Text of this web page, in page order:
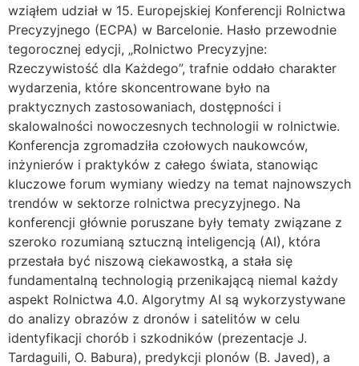
wziąłem udział w 15. Europejskiej Konferencji Rolnictwa
Precyzyjnego (ECPA) w Barcelonie. Hasło przewodnie
tegorocznej edycji, „Rolnictwo Precyzyjne:
Rzeczywistość dla Każdego”, trafnie oddało charakter
wydarzenia, które skoncentrowane było na
praktycznych zastosowaniach, dostępności i
skalowalności nowoczesnych technologii w rolnictwie.
Konferencja zgromadziła czołowych naukowców,
inżynierów i praktyków z całego świata, stanowiąc
kluczowe forum wymiany wiedzy na temat najnowszych
trendów w sektorze rolnictwa precyzyjnego. Na
konferencji głównie poruszane były tematy związane z
szeroko rozumianą sztuczną inteligencją (AI), która
przestała być niszową ciekawostką, a stała się
fundamentalną technologią przenikającą niemal każdy
aspekt Rolnictwa 4.0. Algorytmy AI są wykorzystywane
do analizy obrazów z dronów i satelitów w celu
identyfikacji chorób i szkodników (prezentacje J.
Tardaguili, O. Babura), predykcji plonów (B. Javed), a